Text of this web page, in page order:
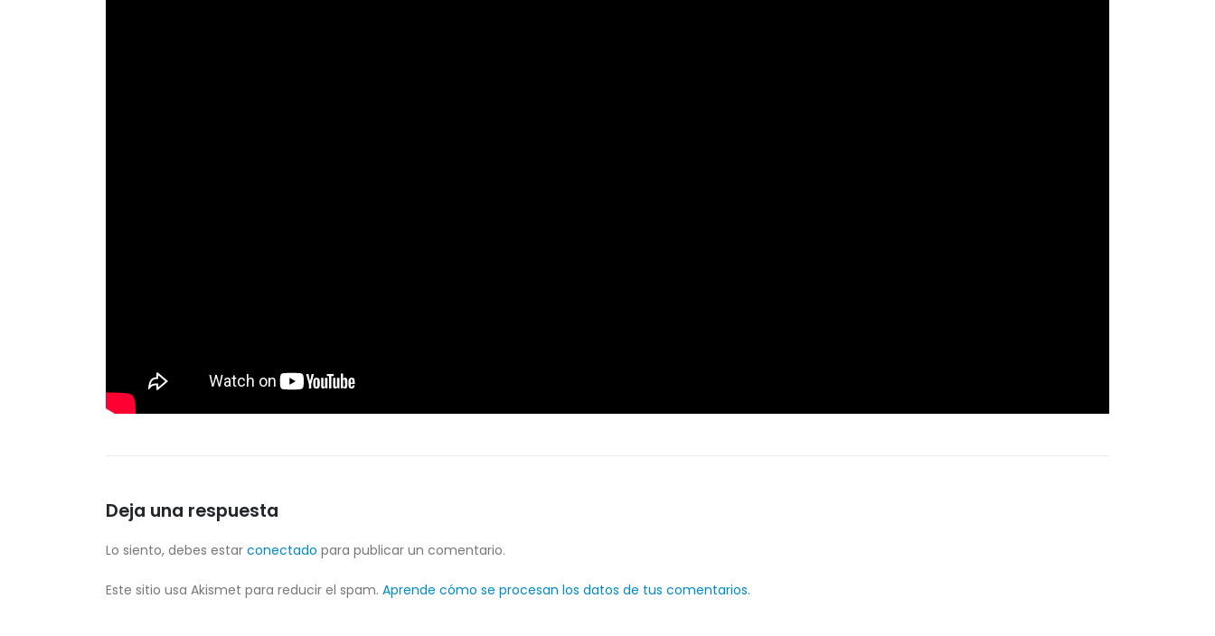
Deja una respuesta
Lo siento, debes estar conectado para publicar un comentario.
Este sitio usa Akismet para reducir el spam. Aprende cómo se procesan los datos de tus comentarios.